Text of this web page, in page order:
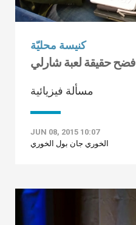
كنيسة محليّة
فضح حقيقة لعبة شارلي
مسألة فيزيائية
JUN 08, 2015 10:07
الخوري جان بول الخوري